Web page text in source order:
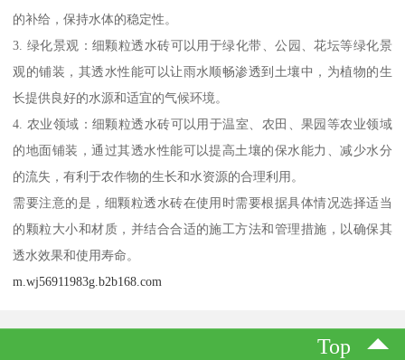
的补给，保持水体的稳定性。
3. 绿化景观：细颗粒透水砖可以用于绿化带、公园、花坛等绿化景
观的铺装，其透水性能可以让雨水顺畅渗透到土壤中，为植物的生
长提供良好的水源和适宜的气候环境。
4. 农业领域：细颗粒透水砖可以用于温室、农田、果园等农业领域
的地面铺装，通过其透水性能可以提高土壤的保水能力、减少水分
的流失，有利于农作物的生长和水资源的合理利用。
需要注意的是，细颗粒透水砖在使用时需要根据具体情况选择适当
的颗粒大小和材质，并结合合适的施工方法和管理措施，以确保其
透水效果和使用寿命。
m.wj56911983g.b2b168.com
Top